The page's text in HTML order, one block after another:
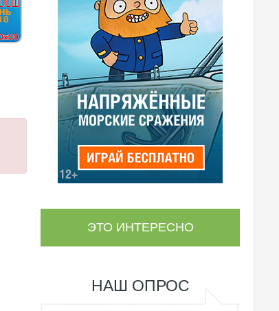
ЭТО ИНТЕРЕСНО
НАШ ОПРОС